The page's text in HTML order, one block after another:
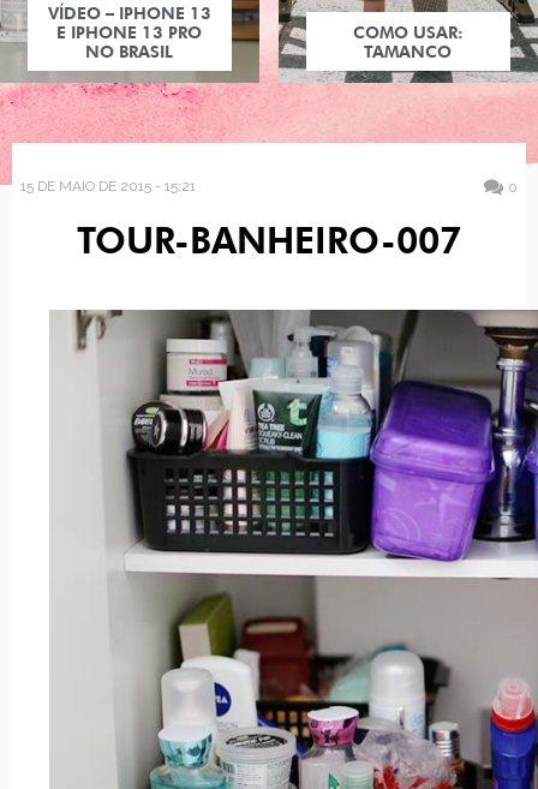
VÍDEO – IPHONE 13
E IPHONE 13 PRO
NO BRASIL
COMO USAR:
TAMANCO
15 DE MAIO DE 2015 - 15:21 0
TOUR-BANHEIRO-007